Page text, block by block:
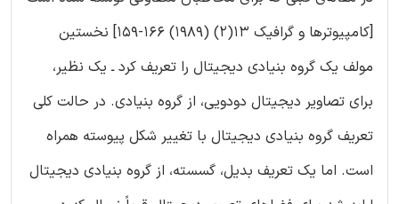
[کامپیوترها و گرافیک 13(2) (۱۹۸۹) ۱۶۶-۱۵۹] نخستین
مولف یک گروه بنیادی دیجیتال را تعریف کرد ـ یک نظیر،
برای تصاویر دیجیتال دودویی، از گروه بنیادی. در حالت کلی
تعریف گروه بنیادی دیجیتال با تغییر شکل پیوسته همراه
است. اما یک تعریف بدیل، گسسته، از گروه بنیادی دیجیتال